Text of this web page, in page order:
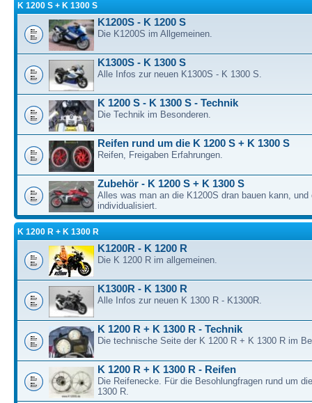
K 1200 S + K 1300 S
K1200S - K 1200 S
Die K1200S im Allgemeinen.
K1300S - K 1300 S
Alle Infos zur neuen K1300S - K 1300 S.
K 1200 S - K 1300 S - Technik
Die Technik im Besonderen.
Reifen rund um die K 1200 S + K 1300 S
Reifen, Freigaben Erfahrungen.
Zubehör - K 1200 S + K 1300 S
Alles was man an die K1200S dran bauen kann, und
individualisiert.
K 1200 R + K 1300 R
K1200R - K 1200 R
Die K 1200 R im allgemeinen.
K1300R - K 1300 R
Alle Infos zur neuen K 1300 R - K1300R.
K 1200 R + K 1300 R - Technik
Die technische Seite der K 1200 R + K 1300 R im
K 1200 R + K 1300 R - Reifen
Die Reifenecke. Für die Besohlungfragen rund um
1300 R.